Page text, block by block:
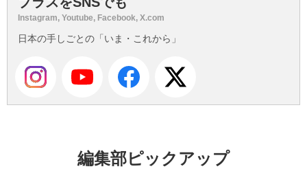
Instagram, Youtube, Facebook, X.com
日本の手しごとの「いま・これから」
編集部ピックアップ